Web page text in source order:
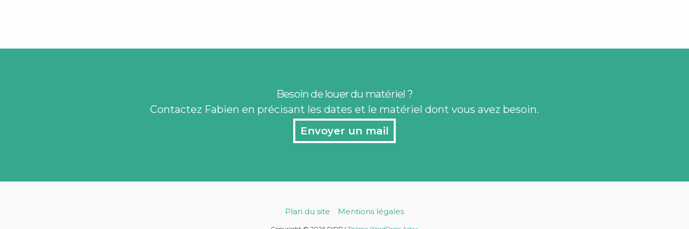
Besoin de louer du matériel ?
Contactez Fabien en précisant les dates et le matériel dont vous avez besoin.
Envoyer un mail
Plan du site Mentions légales